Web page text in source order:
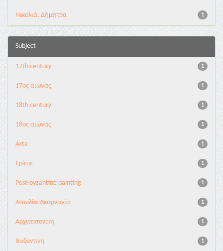
1
Νικολιά, Δήμητρα
Subject
1
17th century
1
17ος αιώνας
1
18th century
1
18ος αιώνας
1
Arta
1
Epirus
1
Post-byzantine painting
1
Αιτωλία-Ακαρνανία
1
Αρχιτεκτονική
1
Βυζαντινή